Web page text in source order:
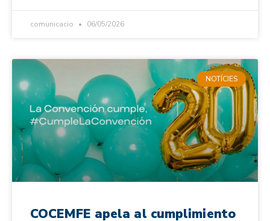
comunicacio 06/05/2026
NOTÍCIES
COCEMFE apela al cumplimiento